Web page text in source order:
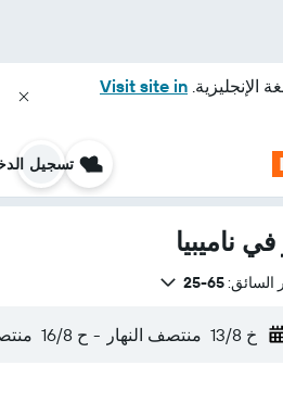
الإنجليزية. Visit site in
تسجيل
ناميبيا
السائق:65-25
خ 13/8 منتصف النهار - ح 16/8